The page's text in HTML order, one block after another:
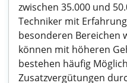
zwischen 35.000 und
Techniker mit
besonderen Bereichen
können mit höheren
bestehen häufig
Zusatzvergütungen